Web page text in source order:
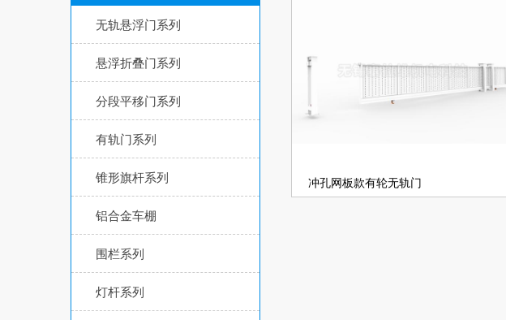
无轨悬浮门系列
悬浮折叠门系列
分段平移门系列
有轨门系列
锥形旗杆系列
铝合金车棚
围栏系列
灯杆系列
冲孔网板款有轮无轨门